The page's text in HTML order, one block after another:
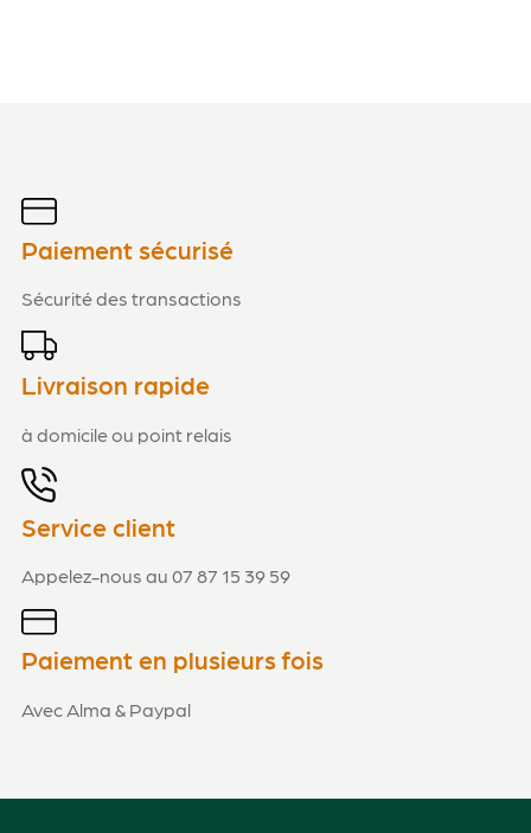
Paiement sécurisé
Sécurité des transactions
Livraison rapide
à domicile ou point relais
Service client
Appelez-nous au 07 87 15 39 59
Paiement en plusieurs fois
Avec Alma & Paypal